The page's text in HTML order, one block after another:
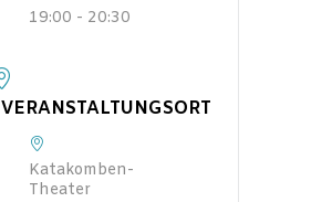
19:00 - 20:30
VERANSTALTUNGSORT
Katakomben-
Theater